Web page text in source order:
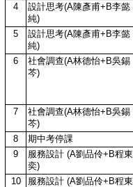
4
設計思考(A陳彥甫+B李懿
純)
5
設計思考(A陳彥甫+B李懿
純)
6
社會調查(A林德怡+B吳錫
芩)
7
社會調查(A林德怡+B吳錫
芩)
8 期中考停課
9
服務設計 (A劉品伶+B程東
奕)
10
服務設計 (A劉品伶+B程東